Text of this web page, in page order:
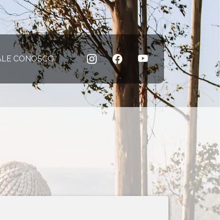
atual)CONOSCO(página atual)